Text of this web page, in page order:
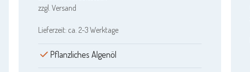
96,00 €85,50 €.
zzgl. Versand
Lieferzeit: ca. 2-3 Werktage
Pflanzliches Algenöl